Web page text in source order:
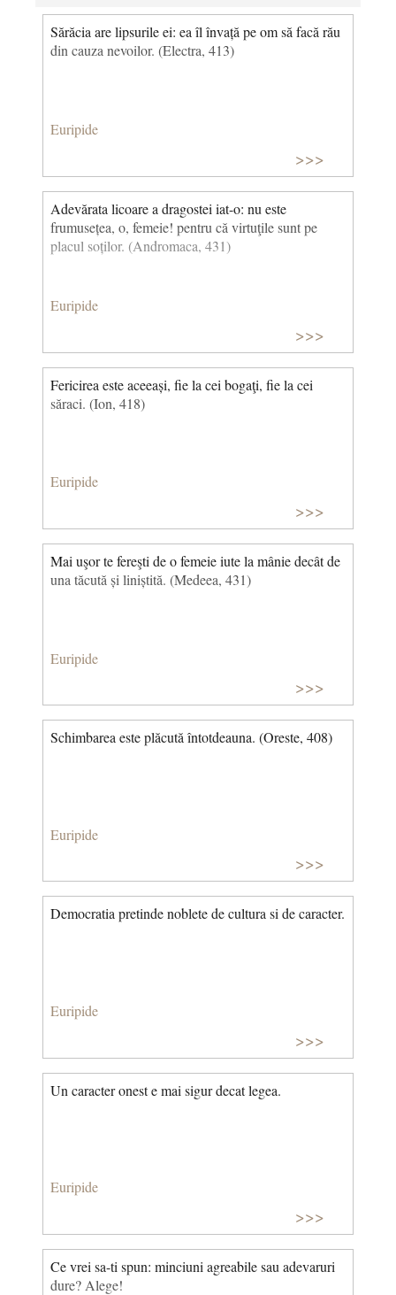
Sărăcia are lipsurile ei: ea îl învață pe om să facă rău
din cauza nevoilor. (Electra, 413)
Euripide
>>>
Adevărata licoare a dragostei iat-o: nu este
frumusețea, o, femeie! pentru că virtuţile sunt pe
placul soților. (Andromaca, 431)
Euripide
>>>
Fericirea este aceeași, fie la cei bogaţi, fie la cei
săraci. (Ion, 418)
Euripide
>>>
Mai uşor te fereşti de o femeie iute la mânie decât de
una tăcută și liniștită. (Medeea, 431)
Euripide
>>>
Schimbarea este plăcută întotdeauna. (Oreste, 408)
Euripide
>>>
Democratia pretinde noblete de cultura si de caracter.
Euripide
>>>
Un caracter onest e mai sigur decat legea.
Euripide
>>>
Ce vrei sa-ti spun: minciuni agreabile sau adevaruri
dure? Alege!